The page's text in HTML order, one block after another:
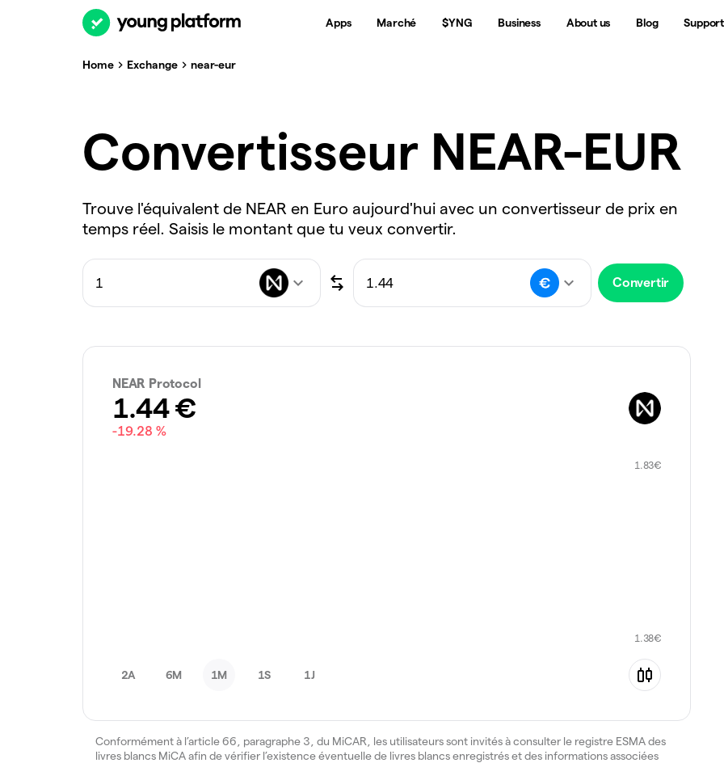
Apps Marché $YNG Business About us Blog Support
Home Exchange near-eur
Convertisseur NEAR-EUR
Trouve l'équivalent de NEAR en Euro aujourd'hui avec un convertisseur de prix en
temps réel. Saisis le montant que tu veux convertir.
Convertir
NEAR Protocol
1.44 €
-19.28 %
1.83€
1.38€
2A 6M 1M 1S 1J
Conformément à l’article 66, paragraphe 3, du MiCAR, les utilisateurs sont invités à consulter le registre ESMA des
livres blancs MiCA afin de vérifier l’existence éventuelle de livres blancs enregistrés et des informations associées